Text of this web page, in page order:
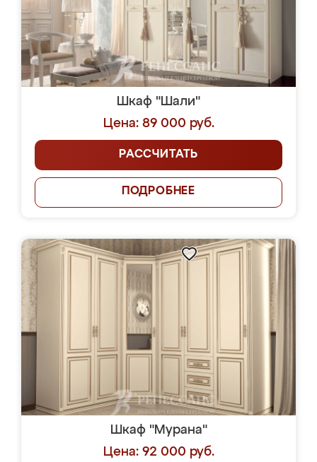
Шкаф "Шали"
Цена: 89 000 руб.
РАССЧИТАТЬ
ПОДРОБНЕЕ
Шкаф "Мурана"
Цена: 92 000 руб.